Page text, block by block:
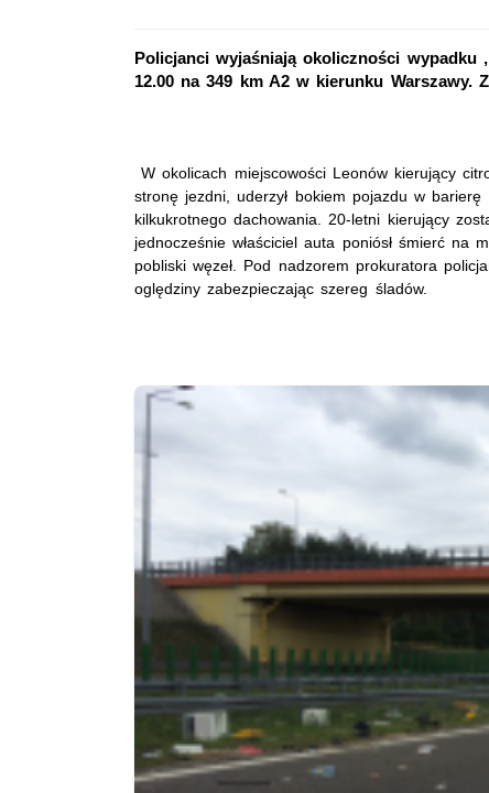
Policjanci wyjaśniają okoliczności wypadku
12.00 na 349 km A2 w kierunku Warszawy.
W okolicach miejscowości Leonów kierujący
stronę jezdni, uderzył bokiem pojazdu w
kilkukrotnego dachowania. 20-letni kierujący
jednocześnie właściciel auta poniósł śmierć na
pobliski węzeł. Pod nadzorem prokuratora
oględziny zabezpieczając szereg śladów.